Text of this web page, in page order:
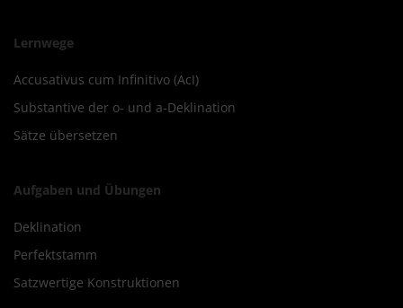
Lernwege
Accusativus cum Infinitivo (AcI)
Substantive der o- und a-Deklination
Sätze übersetzen
Aufgaben und Übungen
Deklination
Perfektstamm
Satzwertige Konstruktionen